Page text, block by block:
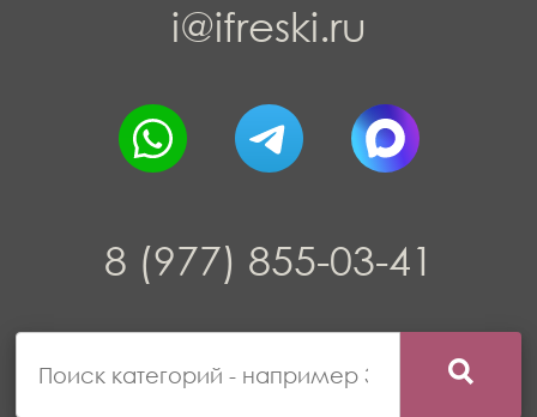
i@ifreski.ru
8 (977) 855-03-41